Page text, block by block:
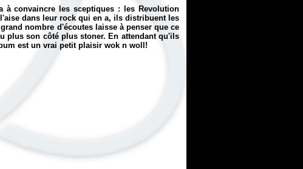
à convaincre les sceptiques : les Revolution
dans leur rock qui en a, ils distribuent les
nombre d'écoutes laisse à penser que ce
plus son côté plus stoner. En attendant qu'ils
est un vrai petit plaisir wok n woll!